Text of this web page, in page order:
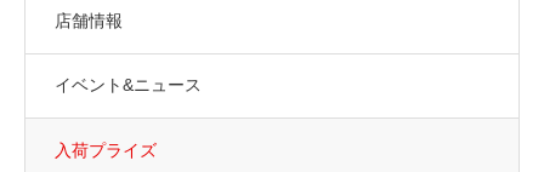
店舗情報
イベント&ニュース
入荷プライズ